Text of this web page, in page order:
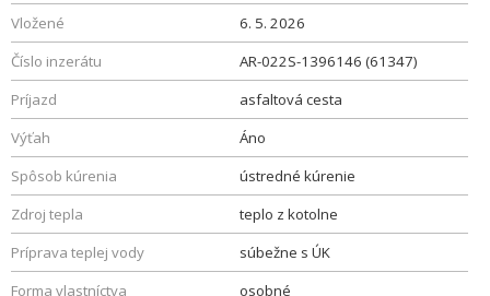
Vložené
6. 5. 2026
Číslo inzerátu
AR-022S-1396146 (61347)
Príjazd
asfaltová cesta
Výťah
Áno
Spôsob kúrenia
ústredné kúrenie
Zdroj tepla
teplo z kotolne
Príprava teplej vody
súbežne s ÚK
Forma vlastníctva
osobné